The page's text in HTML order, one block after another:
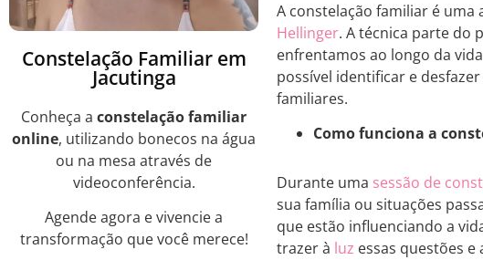
Constelação Familiar em
Jacutinga
Conheça a constelação familiar
online, utilizando bonecos na água
ou na mesa através de
videoconferência.
Agende agora e vivencie a
transformação que você merece!
A constelação familiar é
Hellinger. A técnica parte do
enfrentamos ao longo da
possível identificar e
familiares.
Como funciona a
Durante uma sessão de
sua família ou situações
que estão influenciando a
trazer à luz essas questões